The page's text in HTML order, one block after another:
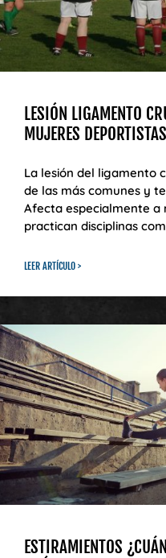
LESIÓN LIGAMENTO
MUJERES DEPORTISTAS
La lesión del ligamento
de las más comunes y
Afecta especialmente a
practican disciplinas
LEER ARTÍCULO >
ESTIRAMIENTOS